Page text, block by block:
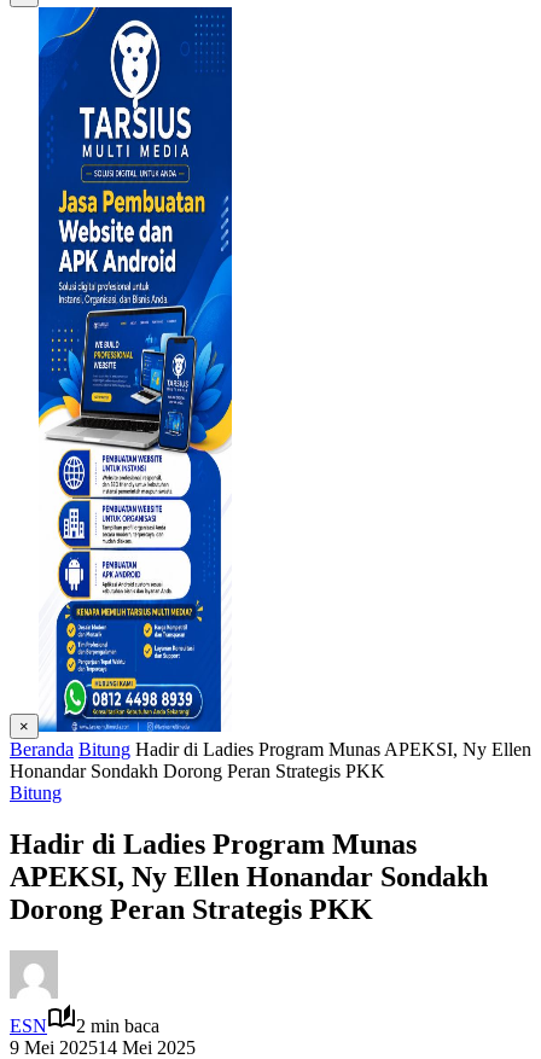
×
Beranda Bitung Hadir di Ladies Program Munas APEKSI, Ny Ellen
Honandar Sondakh Dorong Peran Strategis PKK
Bitung
Hadir di Ladies Program Munas
APEKSI, Ny Ellen Honandar Sondakh
Dorong Peran Strategis PKK
ESN
2 min baca
9 Mei 202514 Mei 2025